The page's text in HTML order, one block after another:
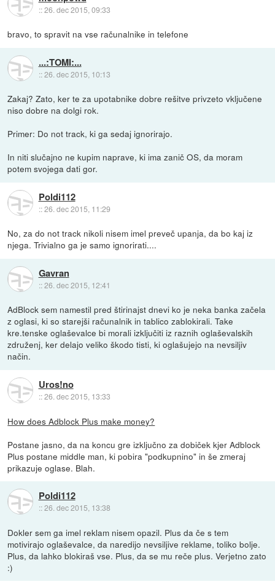
::26. dec 2015, 09:33
bravo, to spravit na vse računalnike in telefone
...:TOMI:...
::26. dec 2015, 10:13
Zakaj? Zato, ker te za upotabnike dobre rešitve privzeto vključene
niso dobre na dolgi rok.
Primer: Do not track, ki ga sedaj ignorirajo.
In niti slučajno ne kupim naprave, ki ima zanič OS, da moram
potem svojega dati gor.
Poldi112
::26. dec 2015, 11:29
No, za do not track nikoli nisem imel preveč upanja, da bo kaj iz
njega. Trivialno ga je samo ignorirati....
Gavran
::26. dec 2015, 12:41
AdBlock sem namestil pred štirinajst dnevi ko je neka banka začela
z oglasi, ki so starejši računalnik in tablico zablokirali. Take
kre.tenske oglaševalce bi morali izključiti iz raznih oglaševalskih
združenj, ker delajo veliko škodo tisti, ki oglašujejo na nevsiljiv
način.
Uros!no
::26. dec 2015, 13:33
How does Adblock Plus make money?
Postane jasno, da na koncu gre izključno za dobiček kjer Adblock
Plus postane middle man, ki pobira "podkupnino" in še zmeraj
prikazuje oglase. Blah.
Poldi112
::26. dec 2015, 13:38
Dokler sem ga imel reklam nisem opazil. Plus da če s tem
motivirajo oglaševalce, da naredijo nevsiljive reklame, toliko bolje.
Plus, da lahko blokiraš vse. Plus, da se mu reče plus. Verjetno zato
:)